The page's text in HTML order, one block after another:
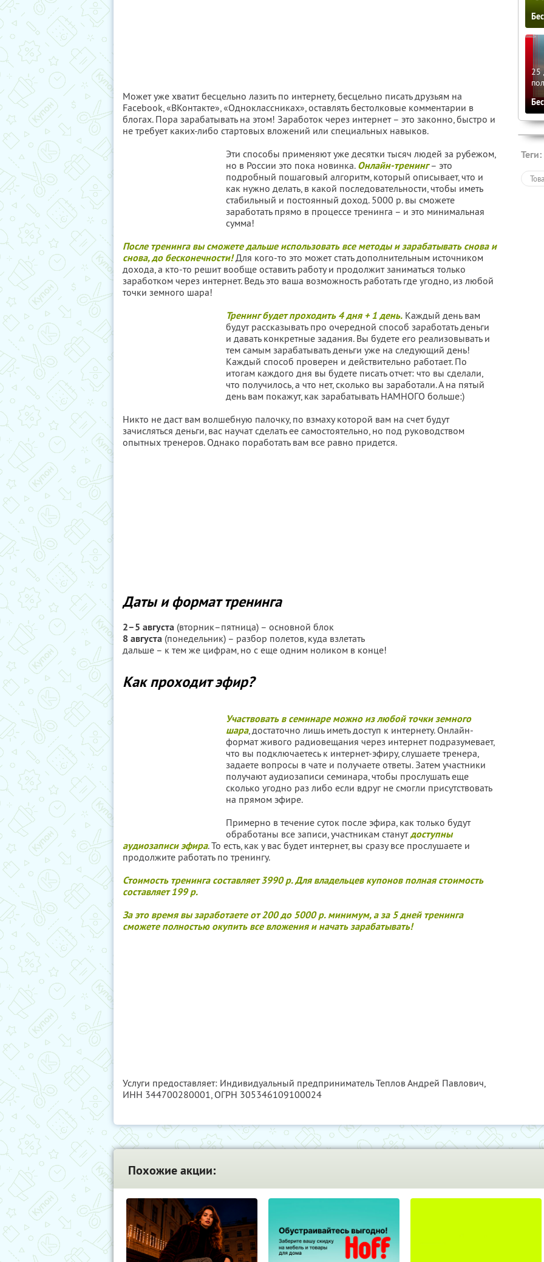
Может уже хватит бесцельно лазить по интернету, бесцельно писать друзьям на
Facebook, «ВКонтакте», «Одноклассниках», оставлять бестолковые комментарии в
блогах. Пора зарабатывать на этом! Заработок через интернет – это законно, быстро и
не требует каких-либо стартовых вложений или специальных навыков.
Эти способы применяют уже десятки тысяч людей за рубежом,
но в России это пока новинка. Онлайн-тренинг– это
подробный пошаговый алгоритм, который описывает, что и
как нужно делать, в какой последовательности, чтобы иметь
стабильный и постоянный доход. 5000 р. вы сможете
заработать прямо в процессе тренинга – и это минимальная
сумма!
После тренинга вы сможете дальше использовать все методы и зарабатывать снова и
снова, до бесконечности!Для кого-то это может стать дополнительным источником
дохода, а кто-то решит вообще оставить работу и продолжит заниматься только
заработком через интернет. Ведь это ваша возможность работать где угодно, из любой
точки земного шара!
Тренинг будет проходить 4 дня + 1 день. Каждый день вам
будут рассказывать про очередной способ заработать деньги
и давать конкретные задания. Вы будете его реализовывать и
тем самым зарабатывать деньги уже на следующий день!
Каждый способ проверен и действительно работает. По
итогам каждого дня вы будете писать отчет: что вы сделали,
что получилось, а что нет, сколько вы заработали. А на пятый
день вам покажут, как зарабатывать НАМНОГО больше:)
Никто не даст вам волшебную палочку, по взмаху которой вам на счет будут
зачисляться деньги, вас научат сделать ее самостоятельно, но под руководством
опытных тренеров. Однако поработать вам все равно придется.
Даты и формат тренинга
2–5 августа (вторник–пятница) – основной блок
8 августа (понедельник) – разбор полетов, куда взлетать
дальше – к тем же цифрам, но с еще одним ноликом в конце!
Как проходит эфир?
Участвовать в семинаре можно из любой точки земного
шара, достаточно лишь иметь доступ к интернету. Онлайн-
формат живого радиовещания через интернет подразумевает,
что вы подключаетесь к интернет-эфиру, слушаете тренера,
задаете вопросы в чате и получаете ответы. Затем участники
получают аудиозаписи семинара, чтобы прослушать еще
сколько угодно раз либо если вдруг не смогли присутствовать
на прямом эфире.
Примерно в течение суток после эфира, как только будут
обработаны все записи, участникам станутдоступны
аудиозаписи эфира. То есть, как у вас будет интернет, вы сразу все прослушаете и
продолжите работать по тренингу.
Стоимость тренинга составляет 3990 р. Для владельцев купонов полная стоимость
составляет 199 р.
За это время вы заработаете от 200 до 5000 р. минимум, а за 5 дней тренинга
сможете полностью окупить все вложения и начать зарабатывать!
Услуги предоставляет: Индивидуальный предприниматель Теплов Андрей Павлович,
ИНН 344700280001, ОГРН 305346109100024
25
Теги:
Похожие акции: